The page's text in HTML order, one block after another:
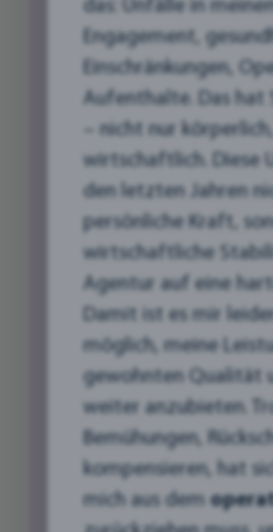
In der heutigen
Eindruck oft digital
Grafikdesign den
zwischen Erfolg und
Besonders für kleine
Liezen und unserem
professionelles und
mächtiges Werkzeug,
Konkurrenz abzuheben
gewinnen.
In diesem Artikel
Grafikdesigns und
Fallstudien, wie lokale
gezielte Design-
das: Unfälle in
Engagement,
Einschränkungen,
Aufenthalte. Das hat
– nicht nur
wirtschaftlich. Diese
den letzten Jahren
persönliche Kraft,
wirtschaftliche
Agentur auf eine
Damit ist es mir
möglich, meine
gewohnten Qualität
weiter anzubieten.
Bemühungen,
kompensieren, hat
mich aus dem